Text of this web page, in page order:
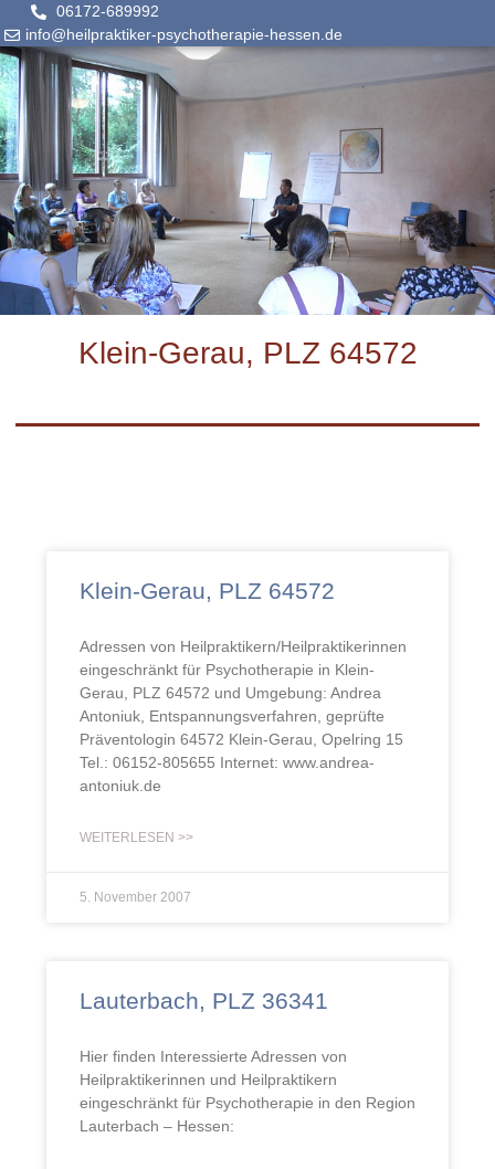
06172-689992
info@heilpraktiker-psychotherapie-hessen.de
Klein-Gerau, PLZ 64572
Klein-Gerau, PLZ 64572
Adressen von Heilpraktikern/Heilpraktikerinnen
eingeschränkt für Psychotherapie in Klein-
Gerau, PLZ 64572 und Umgebung: Andrea
Antoniuk, Entspannungsverfahren, geprüfte
Präventologin 64572 Klein-Gerau, Opelring 15
Tel.: 06152-805655 Internet: www.andrea-
antoniuk.de
WEITERLESEN >>
5. November 2007
Lauterbach, PLZ 36341
Hier finden Interessierte Adressen von
Heilpraktikerinnen und Heilpraktikern
eingeschränkt für Psychotherapie in den Region
Lauterbach – Hessen: